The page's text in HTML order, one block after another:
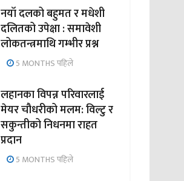
नयाँ दलको बहुमत र मधेशी
दलितको उपेक्षा : समावेशी
लोकतन्त्रमाथि गम्भीर प्रश्न
5 MONTHS पहिले
लहानका विपन्न परिवारलाई
मेयर चौधरीको मलम: विल्टु र
सकुन्तीको निधनमा राहत
प्रदान
5 MONTHS पहिले